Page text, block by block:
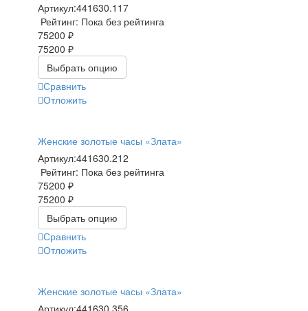
Артикул:441630.117
Рейтинг: Пока без рейтинга
75200 ₽
75200 ₽
Выбрать опцию
Сравнить
Отложить
Женские золотые часы «Злата»
Артикул:441630.212
Рейтинг: Пока без рейтинга
75200 ₽
75200 ₽
Выбрать опцию
Сравнить
Отложить
Женские золотые часы «Злата»